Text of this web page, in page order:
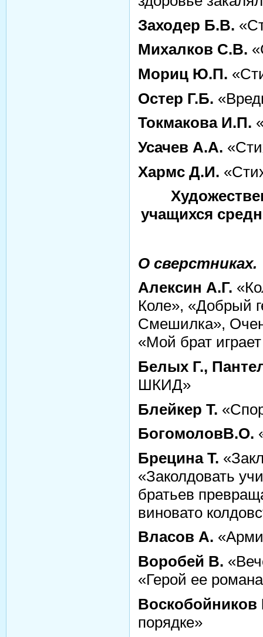
Заходер Б.В.
Михалков С.В.
Мориц Ю.П.
Остер Г.Б.
Токмакова И.П.
Усачев А.А.
Хармс Д.И.
учащихся
О сверстниках.
Алексин А.Г.
Коле», «Добрый
Смешилка»,
«Мой брат
Белых Г.,
ШКИД»
Блейкер Т.
БогомоловВ.О.
Брецина Т.
«Заколдовать
братьев
виновато
Власов А.
Воробей В.
«Герой ее
порядке»